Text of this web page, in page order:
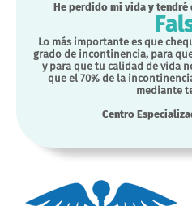
He perdido mi vida y tendré
Lo más importante es que
grado de incontinencia, para
y para que tu calidad de vida
que el 70% de la
mediante
Centro